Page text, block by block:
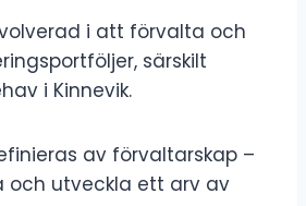
i att förvalta och
särskilt
i Kinnevik.
av förvaltarskap –
utveckla ett arv av